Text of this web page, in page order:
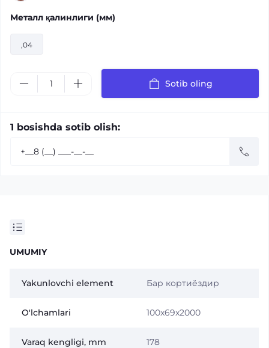
Металл қалинлиги (мм)
,04
Sotib oling
1 bosishda sotib olish:
UMUMIY
Yakunlovchi element Бар кортиёздир
O'lchamlari 100x69x2000
Varaq kengligi, mm 178